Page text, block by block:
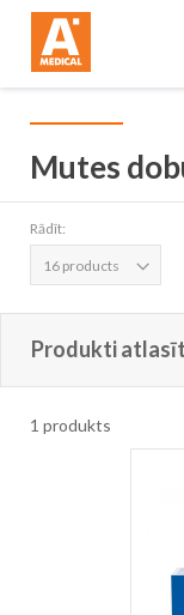
Mutes
Rādīt:
Produkti
1 produkts